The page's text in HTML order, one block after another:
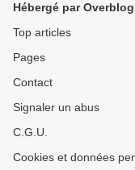
Hébergé par Overblog
Top articles
Pages
Contact
Signaler un abus
C.G.U.
Cookies et données